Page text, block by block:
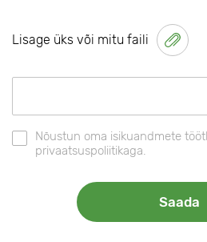
Lisage üks või mitu faili
Nõustun oma isikuandmete
privaatsuspoliitikaga.